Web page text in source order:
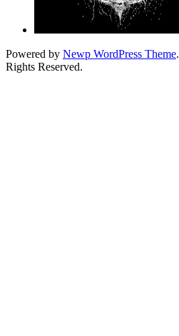
Powered by Newp WordPress Theme.
Rights Reserved.